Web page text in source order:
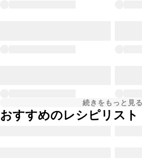
続きをもっと見る
おすすめのレシピリスト